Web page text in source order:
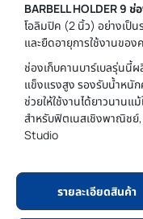
BARBELL HOLDER 9 ช่
โอลิมปิค (2 นิ้ว) อย่างเป็
และยืดอายุการใช้งานของ
ช่องเก็บคานบาร์เบลรุ่นนี้
แข็งแรงสูง รองรับน้ำหนั
ช่วยให้ใช้งานได้ยาวนาน
สำหรับฟิตเนสเชิงพาณิชย์,
Studio
รายละเอียดสินค้า